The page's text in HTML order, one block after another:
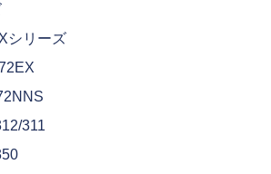
シリーズ
311